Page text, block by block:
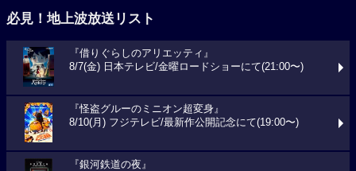
必見！地上波放送リスト
『借りぐらしのアリエッティ』
8/7(金) 日本テレビ/金曜ロードショーにて(21:00〜)
『怪盗グルーのミニオン超変身』
8/10(月) フジテレビ/最新作公開記念にて(19:00〜)
『銀河鉄道の夜』